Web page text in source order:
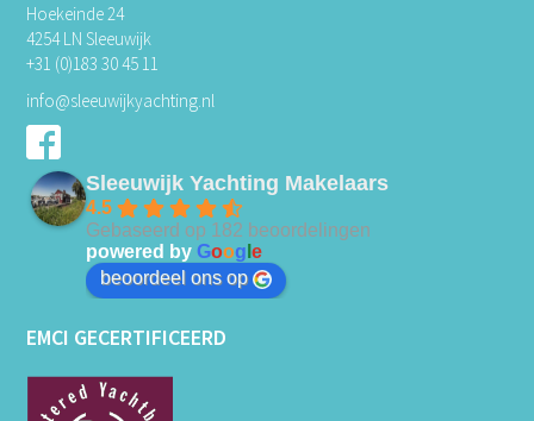
Hoekeinde 24
4254 LN Sleeuwijk
+31 (0)183 30 45 11
info@sleeuwijkyachting.nl
Sleeuwijk Yachting Makelaars
4.5
Gebaseerd op 182 beoordelingen
powered byGoog le
beoordeel ons op
EMCI GECERTIFICEERD